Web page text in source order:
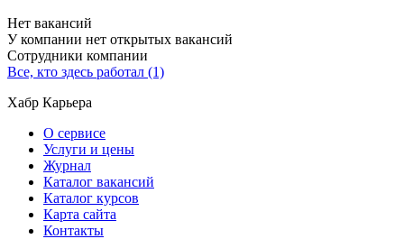
Нет вакансий
У компании нет открытых вакансий
Сотрудники компании
Все, кто здесь работал (1)
Хабр Карьера
О сервисе
Услуги и цены
Журнал
Каталог вакансий
Каталог курсов
Карта сайта
Контакты